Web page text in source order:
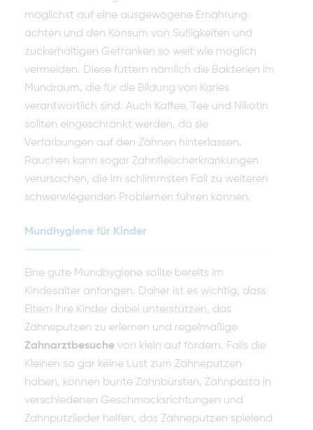
möglichst auf eine ausgewogene Ernährung
achten und den Konsum von Süßigkeiten und
zuckerhaltigen Getränken so weit wie möglich
vermeiden. Diese füttern nämlich die Bakterien im
Mundraum, die für die Bildung von Karies
verantwortlich sind. Auch Kaffee, Tee und Nikotin
sollten eingeschränkt werden, da sie
Verfärbungen auf den Zähnen hinterlassen.
Rauchen kann sogar Zahnfleischerkrankungen
verursachen, die im schlimmsten Fall zu weiteren
schwerwiegenden Problemen führen können.
Mundhygiene für Kinder
Eine gute Mundhygiene sollte bereits im
Kindesalter anfangen. Daher ist es wichtig, dass
Eltern ihre Kinder dabei unterstützen, das
Zähneputzen zu erlernen und regelmäßige
Zahnarztbesuche von klein auf fördern. Falls die
Kleinen so gar keine Lust zum Zähneputzen
haben, können bunte Zahnbürsten, Zahnpasta in
verschiedenen Geschmacksrichtungen und
Zahnputzlieder helfen, das Zähneputzen spielend